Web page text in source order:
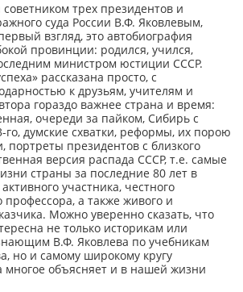
трех президентов и
суда России В.Ф. Яковлевым,
взгляд, это автобиография
провинции: родился, учился,
министром юстиции СССР.
рассказана просто, с
к друзьям, учителям и
гораздо важнее страна и время:
очереди за пайком, Сибирь с
думские схватки, реформы, их порою
президентов с близкого
версия распада СССР, т.е. самые
страны за последние 80 лет в
участника, честного
профессора, а также живого и
Можно уверенно сказать, что
не только историкам или
В.Ф. Яковлева по учебникам
но и самому широкому кругу
многое объясняет и в нашей жизни